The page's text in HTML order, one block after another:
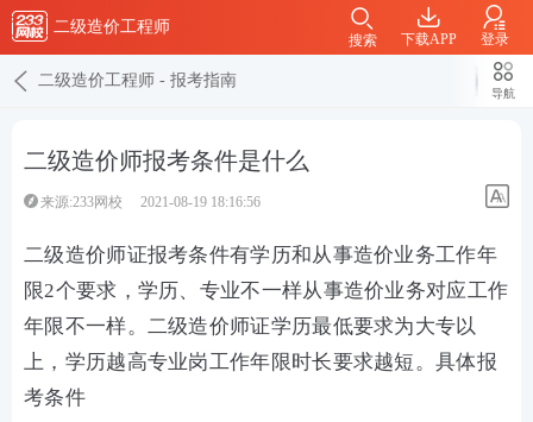
二级造价工程师
下载APP 登录
搜索
二级造价工程师 - 报考指南
导航
二级造价师报考条件是什么
来源:233网校 2021-08-19 18:16:56
二级造价师证报考条件有学历和从事造价业务工作年
限2个要求，学历、专业不一样从事造价业务对应工作
年限不一样。二级造价师证学历最低要求为大专以
上，学历越高专业岗工作年限时长要求越短。具体报
考条件